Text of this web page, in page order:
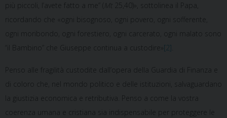
più piccoli, l’avete fatto a me” (
Mt
25,40)», sottolinea il Papa,
ricordando che «ogni bisognoso, ogni povero, ogni sofferente,
ogni moribondo, ogni forestiero, ogni carcerato, ogni malato sono
“il Bambino” che Giuseppe continua a custodire» [2]
Penso alle fragilità custodite dall’opera della Guardia di Finanza e
di coloro che, nel mondo politico e delle istituzioni, salvaguardano
la giustizia economica e retributiva. Penso a come la vostra
coerenza umana e cristiana sia indispensabile per proteggere le